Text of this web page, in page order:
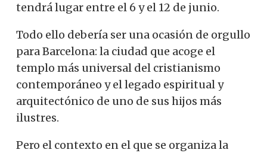
tendrá lugar entre el 6 y el 12 de junio.
Todo ello debería ser una ocasión de orgullo
para Barcelona: la ciudad que acoge el
templo más universal del cristianismo
contemporáneo y el legado espiritual y
arquitectónico de uno de sus hijos más
ilustres.
Pero el contexto en el que se organiza la